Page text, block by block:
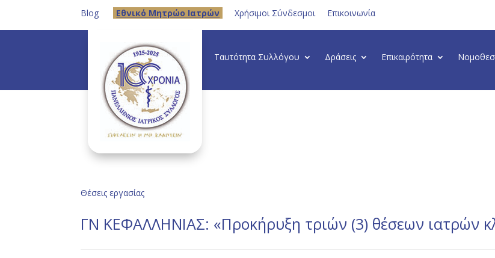
Blog Eθνικό Μητρώο Ιατρών Χρήσιμοι Σύνδεσμοι Επικοινωνία
Ταυτότητα Συλλόγου Δράσεις Επικαιρότητα
Θέσεις εργασίας
ΓΝ ΚΕΦΑΛΛΗΝΙΑΣ: «Προκήρυξη τριών (3) θέσεων ιατρών